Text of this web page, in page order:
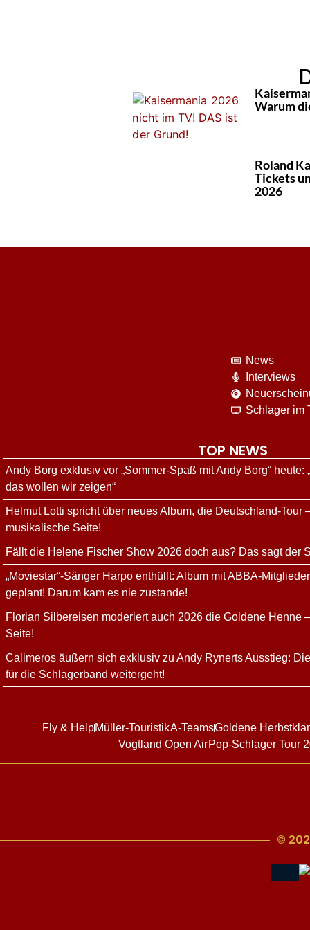
Warum
Roland
Tickets
2026
News
Interviews
Schlager im
TOP NEWS
Andy Borg exklusiv vor „Sommer-Spaß mit Andy Borg“ heute:
das wollen wir zeigen“
Helmut Lotti spricht über neues Album, die Deutschland-Tour
musikalische Seite!
Fällt die Helene Fischer Show 2026 doch aus? Das sagt der
„Moviestar“-Sänger Harpo enthüllt: Album mit ABBA-
geplant! Darum kam es nie zustande!
Florian Silbereisen moderiert auch 2026 die Goldene Henne
Seite!
Calimeros äußern sich exklusiv zu Andy Rynerts Ausstieg:
für die Schlagerband weitergeht!
Fly & Help Müller-TouristikA-TeamsGoldene
Vogtland Open Air Pop-Schlager Tour
©